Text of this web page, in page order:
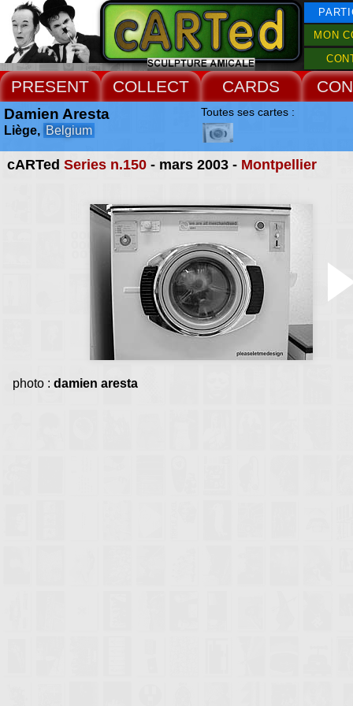
MON
PRESENT COLLECT CARDS
cARTed Series n.150- mars 2003 - Montpellier
photo : damien aresta
Damien Aresta
Liège, Belgium
Toutes ses cartes :